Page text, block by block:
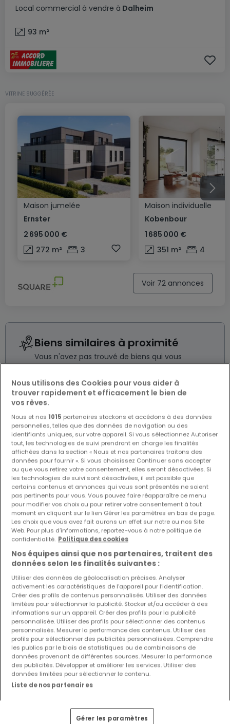
Local commercial à vendre à Dalheim
93 m²
VITRINE SUGGÉRÉE
Maison jumelée
Ernster
2 695 000 €
272 m² 3
Maison individuelle
Kobenbour
1 685 000 €
351 m² 4
Voir 72 annonces
Biens similaires à proximité
Vous n'avez pas trouvé de biens qui vous
intéressent ? Ces annonces suggérées
pourraient vous intéresser.
Entrepôt à vendre àRoedt
7 600 000 €
2 195 m² 4 50
EXCLUSIVITÉ ATHOME
EXCLUSIVITÉ ATHOME
Nous utilisons des Cookies pour vous aider à
trouver rapidement et efficacement le bien de
vos rêves.
Nous et nos 1015 partenaires stockons et accédons à des données
personnelles, telles que des données de navigation ou des
identifiants uniques, sur votre appareil. Si vous sélectionnez Autoriser
tout, les technologies de suivi prendront en charge les finalités
affichées dans la section « Nous et nos partenaires traitons des
données pour fournir ». Si vous choisissez Continuer sans accepter
ou que vous retirez votre consentement, elles seront désactivées. Si
les technologies de suivi sont désactivées, il est possible que
certains contenus et annonces qui vous sont présentés ne soient
pas pertinents pour vous. Vous pouvez faire réapparaître ce menu
pour modifier vos choix ou pour retirer votre consentement à tout
moment en cliquant sur le lien Gérer les paramètres en bas de page.
Les choix que vous avez fait aurons un effet sur notre ou nos Site
Web. Pour plus d’informations, reportez-vous à notre politique de
confidentialité. Politique des cookies
Nos équipes ainsi que nos partenaires, traitent des
données selon les finalités suivantes :
Utiliser des données de géolocalisation précises. Analyser
activement les caractéristiques de l’appareil pour l’identification.
Créer des profils de contenus personnalisés. Utiliser des données
limitées pour sélectionner la publicité. Stocker et/ou accéder à des
informations sur un appareil. Créer des profils pour la publicité
personnalisée. Utiliser des profils pour sélectionner des contenus
personnalisés. Mesurer la performance des contenus. Utiliser des
profils pour sélectionner des publicités personnalisées. Comprendre
les publics par le biais de statistiques ou de combinaisons de
données provenant de différentes sources. Mesurer la performance
des publicités. Développer et améliorer les services. Utiliser des
données limitées pour sélectionner le contenu.
Liste de nos partenaires
Gérer les paramètres